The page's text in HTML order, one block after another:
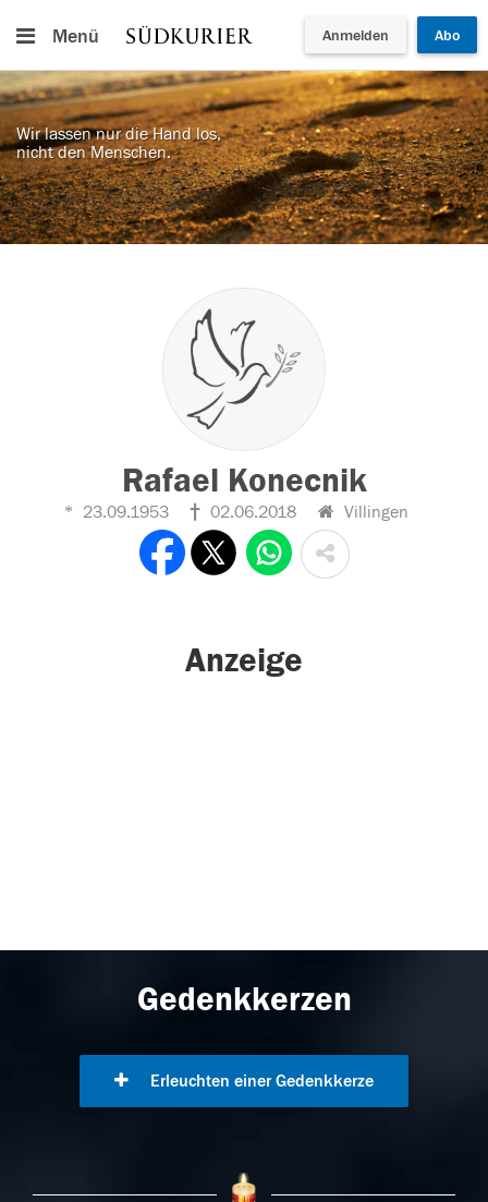
Menü Anmelden Abo
Wir lassen nur die Hand los,
nicht den Menschen.
Rafael Konecnik
23.09.1953 02.06.2018 Villingen
Anzeige
Gedenkkerzen
Erleuchten einer Gedenkkerze